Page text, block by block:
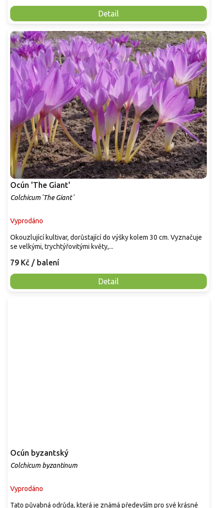
Detail
Ocún 'The Giant'
Colchicum´The Giant´
Vyprodáno
79 Kč / balení
Detail
Okouzlující kultivar, dorůstající do výšky kolem 30 cm. Vyznačuje
se velkými, trychtýřovitými květy,...
Ocún byzantský
Colchicum byzantinum
Vyprodáno
Tato půvabná odrůda, která je známá především pro své krásné